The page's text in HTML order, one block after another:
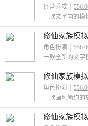
经营养成
一款文字向的模
修仙家族模
MOD版
角色扮演
一款全新的文字
修仙家族模
角色扮演
一款画风简约的
修仙家族模